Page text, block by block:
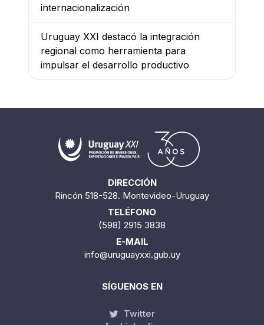
internacionalización
Uruguay XXI destacó la integración
regional como herramienta para
impulsar el desarrollo productivo
DIRECCIÓN
Rincón 518-528. Montevideo-Uruguay
TELÉFONO
(598) 2915 3838
E-MAIL
info@uruguayxxi.gub.uy
SÍGUENOS EN
Twitter